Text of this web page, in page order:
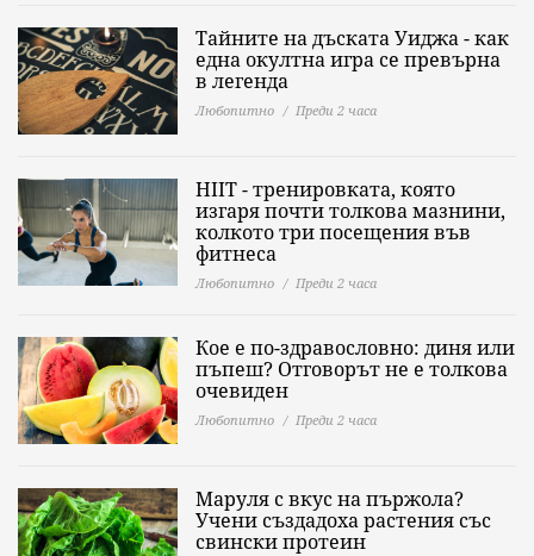
Тайните на дъската Уиджа - как
една окултна игра се превърна
в легенда
Любопитно Преди 2 часа
HIIT - тренировката, която
изгаря почти толкова мазнини,
колкото три посещения във
фитнеса
Любопитно Преди 2 часа
Кое е по-здравословно: диня или
пъпеш? Отговорът не е толкова
очевиден
Любопитно Преди 2 часа
Маруля с вкус на пържола?
Учени създадоха растения със
свински протеин